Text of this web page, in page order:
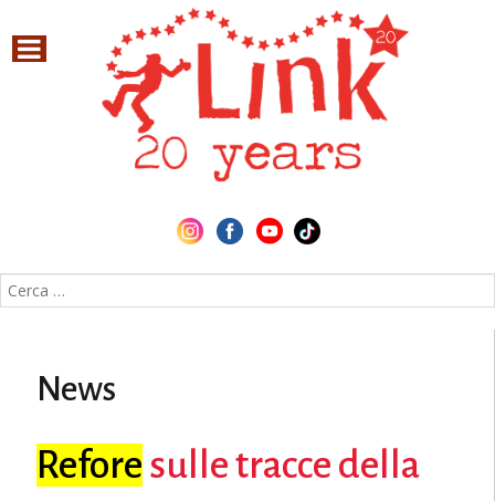
Cerca nel sito
News
Refore sulle tracce della